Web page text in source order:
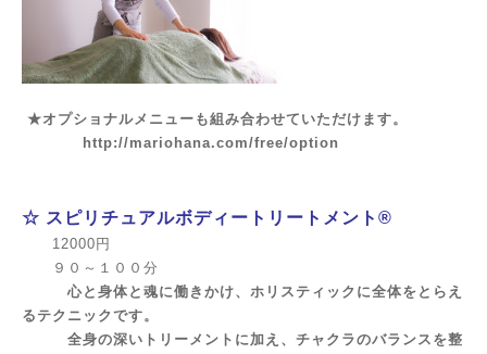
★オプショナルメニューも組み合わせていただけます。
http://mariohana.com/free/option
☆ スピリチュアルボディートリートメント®
12000円
９０～１００分
心と身体と魂に働きかけ、ホリスティックに全体をとらえ
るテクニックです。
全身の深いトリーメントに加え 、チャクラのバランスを整